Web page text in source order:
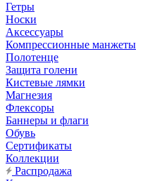
Гетры
Носки
Аксессуары
Компрессионные манжеты
Полотенце
Защита голени
Кистевые лямки
Магнезия
Флексоры
Баннеры и флаги
Обувь
Сертификаты
Коллекции
Распродажа